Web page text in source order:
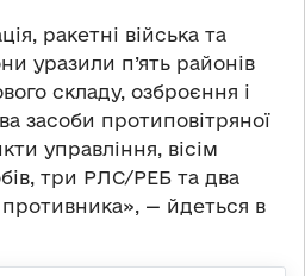
ракетні війська та
уразили п’ять районів
складу, озброєння і
засоби протиповітряної
управління, вісім
три РЛС/РЕБ та два
противника», — йдеться в